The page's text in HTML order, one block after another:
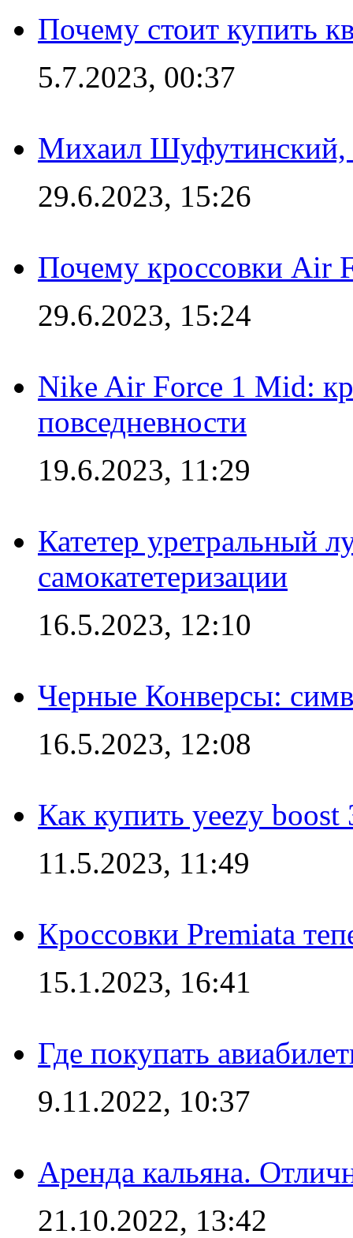
Почему стоит купить
5.7.2023, 00:37
Михаил Шуфутинский,
29.6.2023, 15:26
Почему кроссовки Air
29.6.2023, 15:24
Nike Air Force 1 Mid:
повседневности
19.6.2023, 11:29
Катетер уретральный
самокатетеризации
16.5.2023, 12:10
Черные Конверсы:
16.5.2023, 12:08
Как купить yeezy boost
11.5.2023, 11:49
Кроссовки Premiata
15.1.2023, 16:41
Где покупать
9.11.2022, 10:37
Аренда кальяна.
21.10.2022, 13:42